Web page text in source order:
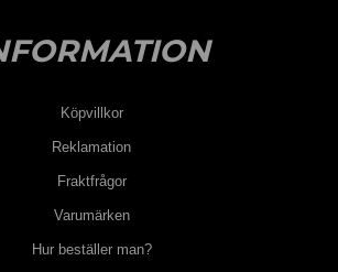
Köpvillkor
Reklamation
Fraktfrågor
Varumärken
Hur beställer man?